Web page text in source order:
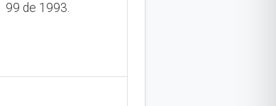
99 de 1993.